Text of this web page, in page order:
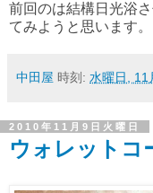
前回のは結構日光浴
てみようと思います。
中田屋 時刻: 水曜日, 11
2010年11月9日火曜日
ウォレットコ